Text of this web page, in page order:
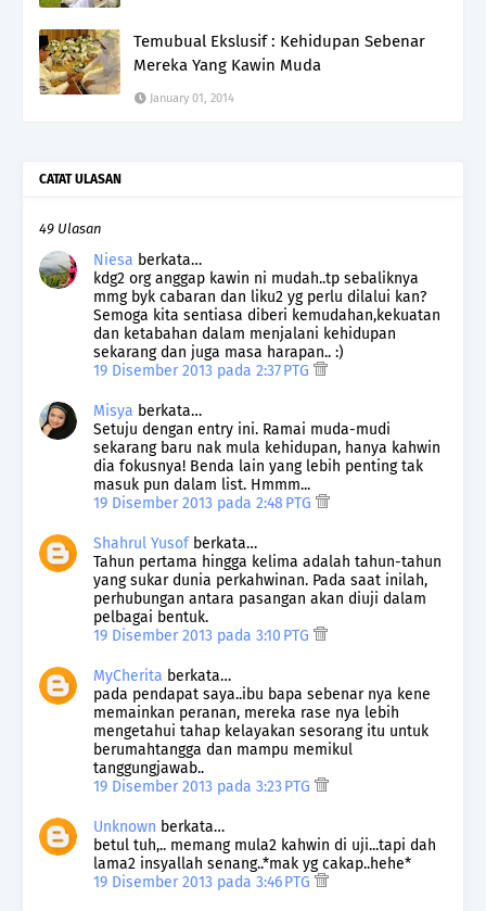
Temubual Ekslusif : Kehidupan Sebenar
Mereka Yang Kawin Muda
January 01, 2014
CATAT ULASAN
49 Ulasan
Niesa berkata…
kdg2 org anggap kawin ni mudah..tp sebaliknya
mmg byk cabaran dan liku2 yg perlu dilalui kan?
Semoga kita sentiasa diberi kemudahan,kekuatan
dan ketabahan dalam menjalani kehidupan
sekarang dan juga masa harapan.. :)
19 Disember 2013 pada 2:37 PTG
Misya berkata…
Setuju dengan entry ini. Ramai muda-mudi
sekarang baru nak mula kehidupan, hanya kahwin
dia fokusnya! Benda lain yang lebih penting tak
masuk pun dalam list. Hmmm...
19 Disember 2013 pada 2:48 PTG
Shahrul Yusofberkata…
Tahun pertama hingga kelima adalah tahun-tahun
yang sukar dunia perkahwinan. Pada saat inilah,
perhubungan antara pasangan akan diuji dalam
pelbagai bentuk.
19 Disember 2013 pada 3:10 PTG
MyCherita berkata…
pada pendapat saya..ibu bapa sebenar nya kene
memainkan peranan, mereka rase nya lebih
mengetahui tahap kelayakan sesorang itu untuk
berumahtangga dan mampu memikul
tanggungjawab..
19 Disember 2013 pada 3:23 PTG
Unknown berkata…
betul tuh,.. memang mula2 kahwin di uji...tapi dah
lama2 insyallah senang..*mak yg cakap..hehe*
19 Disember 2013 pada 3:46 PTG